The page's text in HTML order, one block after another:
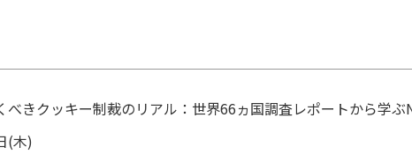
べきクッキー制裁のリアル：世界66ヵ国調査レポートから学
(木)